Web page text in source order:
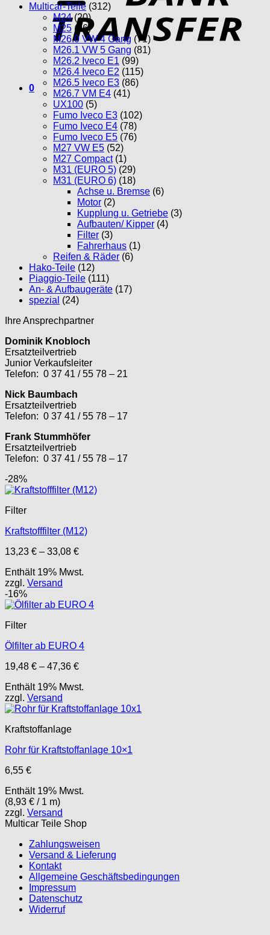
0
Multicar-Teile (312)
M24 (20)
M25 (96)
M26.0 VW 4 Gang (71)
M26.1 VW 5 Gang (81)
M26.2 Iveco E1 (99)
M26.4 Iveco E2 (115)
M26.5 Iveco E3 (86)
M26.7 VM E4 (41)
UX100 (5)
Fumo Iveco E3 (102)
Fumo Iveco E4 (78)
Fumo Iveco E5 (76)
M27 VW E5 (52)
M27 Compact (1)
M31 (EURO 5) (29)
M31 (EURO 6) (18)
Achse u. Bremse (6)
Motor (2)
Kupplung u. Getriebe (3)
Aufbauten/ Kipper (4)
Filter (3)
Fahrerhaus (1)
Reifen & Räder (6)
Hako-Teile (12)
Piaggio-Teile (111)
An- & Aufbaugeräte (17)
spezial (24)
Ihre Ansprechpartner
Dominik Knobloch
Ersatzteilvertrieb
Junior Verkaufsleiter
Telefon: 0 37 41 / 55 78 – 21
Nick Baumbach
Ersatzteilvertrieb
Telefon: 0 37 41 / 55 78 – 17
Frank Stummhöfer
Ersatzteilvertrieb
Telefon: 0 37 41 / 55 78 – 17
-28%
Filter
Kraftstofffilter (M12)
13,23 € – 33,08 €Preisspanne:
bis
Enthält 19% Mwst.
zzgl. Versand
-16%
Filter
Ölfilter ab EURO 4
19,48 € – 47,36 €Preisspanne:
bis
Enthält 19% Mwst.
zzgl. Versand
Kraftstoffanlage
Rohr für Kraftstoffanlage 10×1
6,55 €
Enthält 19% Mwst.
(8,93 € / 1 m)
zzgl. Versand
Multicar Teile Shop
Zahlungsweisen
Versand & Lieferung
Kontakt
Allgemeine Geschäftsbedingungen
Impressum
Datenschutz
Widerruf